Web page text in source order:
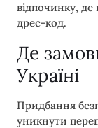
відпочинку,
дрес-код.
Де
Україні
Придбання
уникнути